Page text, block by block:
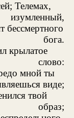
Телемах,
изумленный,
бессмертного
бога.
крылатое
слово:
мной ты
виде;
твой
образ;